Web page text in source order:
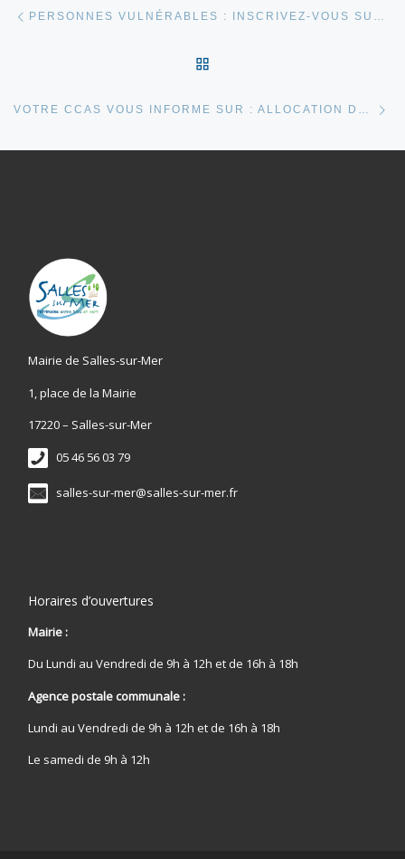
PERSONNES VULNÉRABLES : INSCRIVEZ-VOUS SUR LE REGISTRE CANICULE
VOTRE CCAS VOUS INFORME SUR : ALLOCATION DE RENTREE SCOLAIRE 2026
Mairie de Salles-sur-Mer
1, place de la Mairie
17220 – Salles-sur-Mer
05 46 56 03 79
salles-sur-mer@salles-sur-mer.fr
Horaires d’ouvertures
Mairie :
Du Lundi au Vendredi de 9h à 12h et de 16h à 18h
Agence postale communale :
Lundi au Vendredi de 9h à 12h et de 16h à 18h
Le samedi de 9h à 12h